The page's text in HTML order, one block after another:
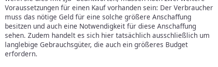
Voraussetzungen für einen Kauf vorhanden sein: Der Verbraucher
muss das nötige Geld für eine solche größere Anschaffung
besitzen und auch eine Notwendigkeit für diese Anschaffung
sehen. Zudem handelt es sich hier tatsächlich ausschließlich um
langlebige Gebrauchsgüter, die auch ein größeres Budget
erfordern.